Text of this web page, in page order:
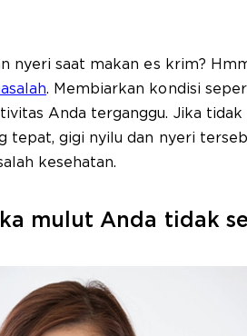
nyeri saat makan es krim?
. Membiarkan kondisi
Anda terganggu. Jika tidak
tepat, gigi nyilu dan nyeri
kesehatan.
mulut Anda tidak